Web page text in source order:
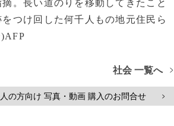
。長い道のりを移動してきたこと
つけ回した何千人もの地元住民ら
社会 一覧へ >
の方向け 写真・動画 購入のお問合せ >